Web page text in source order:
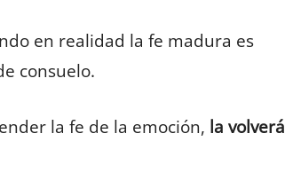
en realidad la fe madura es
consuelo.
la fe de la emoción, la volverá